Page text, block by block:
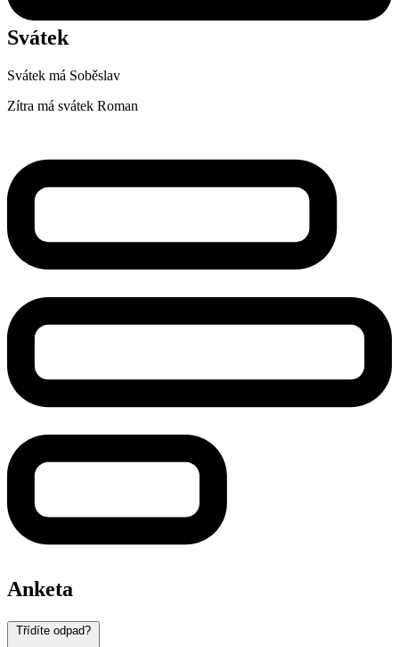
Svátek
Svátek má Soběslav
Zítra má svátek Roman
Anketa
Třídíte odpad?